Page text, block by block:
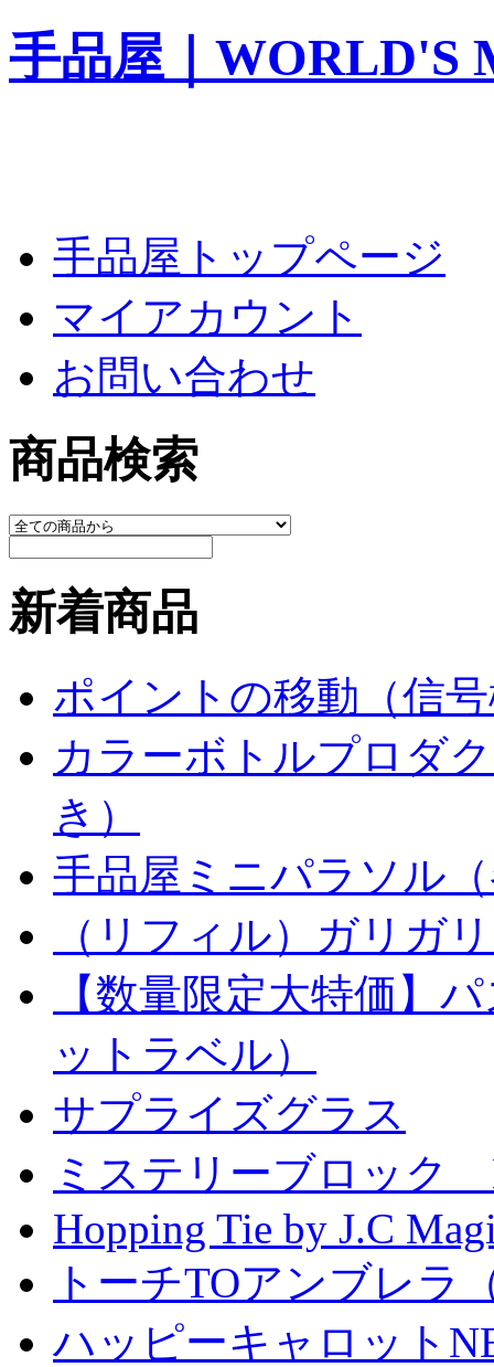
手品屋｜WORLD'S
手品屋トップページ
マイアカウント
お問い合わせ
商品検索
新着商品
ポイントの移動（信
カラーボトルプロダ
き）
手品屋ミニパラソル
（リフィル）ガリガ
【数量限定大特価】
ットラベル）
サプライズグラス
ミステリーブロック
Hopping Tie by J.C
トーチTOアンブレラ
ハッピーキャロット